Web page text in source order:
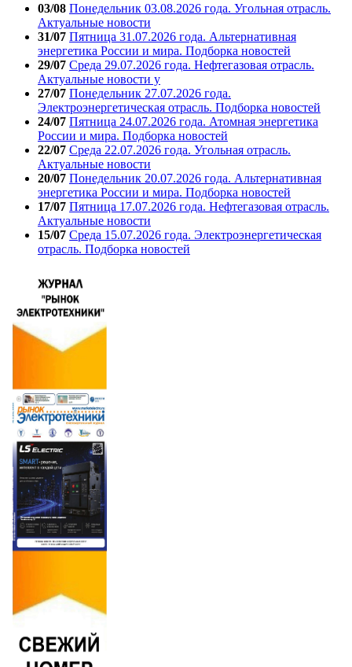
03/08 Понедельник 03.08.2026 года. Угольная отрасль.
Актуальные новости
31/07 Пятница 31.07.2026 года. Альтернативная
энергетика России и мира. Подборка новостей
29/07 Среда 29.07.2026 года. Нефтегазовая отрасль.
Актуальные новости у
27/07 Понедельник 27.07.2026 года.
Электроэнергетическая отрасль. Подборка новостей
24/07 Пятница 24.07.2026 года. Атомная энергетика
России и мира. Подборка новостей
22/07 Среда 22.07.2026 года. Угольная отрасль.
Актуальные новости
20/07 Понедельник 20.07.2026 года. Альтернативная
энергетика России и мира. Подборка новостей
17/07 Пятница 17.07.2026 года. Нефтегазовая отрасль.
Актуальные новости
15/07 Среда 15.07.2026 года. Электроэнергетическая
отрасль. Подборка новостей